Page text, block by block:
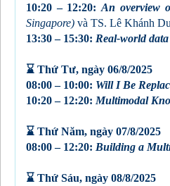
10:20 – 12:20:An overview
Singapore) và TS. Lê Khánh
13:30 – 15:30: Real-world
⌛️ Thứ Tư, ngày 06/8/2025
08:00 – 10:00: Will I Be
10:20 – 12:20: Multimodal
⌛️ Thứ Năm, ngày 07/8/2025
08:00 – 12:20: Building a
⌛️ Thứ Sáu, ngày 08/8/2025